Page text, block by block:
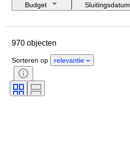
Budget
Sluitingsdatum
Conditie
Genre
Era
Getest en werkend
Maker
970 objecten
Sorteren op relevantie